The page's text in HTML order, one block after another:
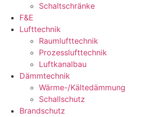
Schaltschränke
F&E
Lufttechnik
Raumlufttechnik
Prozesslufttechnik
Luftkanalbau
Dämmtechnik
Wärme-/Kältedämmung
Schallschutz
Brandschutz